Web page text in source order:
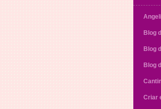
Blog
Blog
Blog
Criar